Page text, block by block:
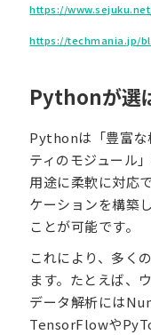
https://
https://techmania.jp/
Pythonが選
Pythonは「豊富な
ティのモジュール
用途に柔軟に対応
ケーションを構築
ことが可能です。
これにより、多く
ます。たとえば、
データ解析には
TensorFlowや